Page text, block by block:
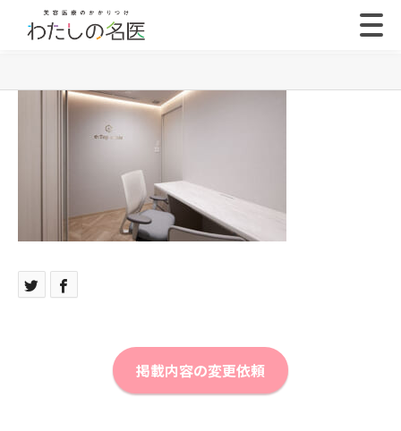
掲載内容の変更依頼